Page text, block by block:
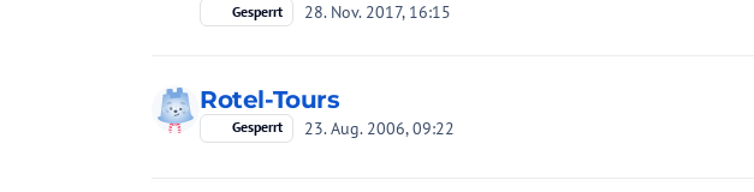
Gesperrt 28. Nov. 2017, 16:15
Rotel-Tours
Gesperrt 23. Aug. 2006, 09:22